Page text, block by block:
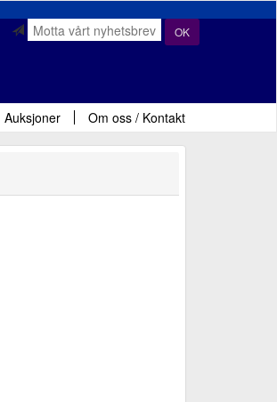
OK
Auksjoner Om oss / Kontakt